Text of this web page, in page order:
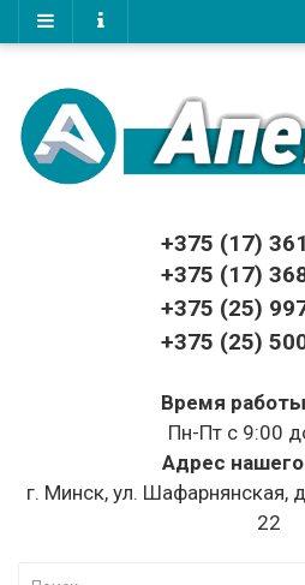
+375 (17)
+375 (17)
+375 (25)
+375 (25)
Время
Пн-Пт с 9:00
Адрес
г. Минск, ул. Шафарнянская,
22